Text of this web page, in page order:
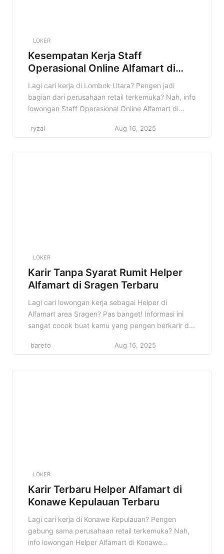
LOKER
Kesempatan Kerja Staff
Operasional Online Alfamart di
Lombok Utara Terbaru
Lagi cari kerja di Lombok Utara? Pengen jadi
bagian dari perusahaan retail terkemuka? Nah, info
lowongan Staff Operasional Online Alfamart di
sampai kelewatan kesempatan emas ini ya! Di
ryzal Aug 16, 2025
LOKER
Karir Tanpa Syarat Rumit Helper
Alfamart di Sragen Terbaru
Lagi cari lowongan kerja sebagai Helper di
Alfamart area Sragen? Pas banget! Informasi ini
sangat cocok buat kamu yang pengen berkarir di
terbesar di Indonesia. Kenapa konten ini penting?
bareto Aug 16, 2025
LOKER
Karir Terbaru Helper Alfamart di
Konawe Kepulauan Terbaru
Lagi cari kerja di Konawe Kepulauan? Pengen
gabung sama perusahaan retail terkemuka? Nah,
info lowongan Helper Alfamart di Konawe